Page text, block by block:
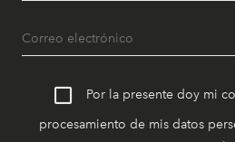
Por la presente doy mi
procesamiento de mis datos